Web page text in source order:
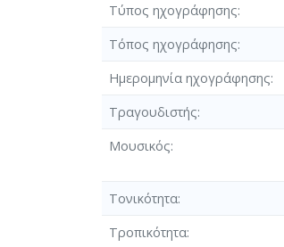
Τύπος ηχογράφησης
Τόπος ηχογράφησης
Ημερομηνία ηχογράφησης
Τραγουδιστής
Μουσικός
Τονικότητα
Τροπικότητα